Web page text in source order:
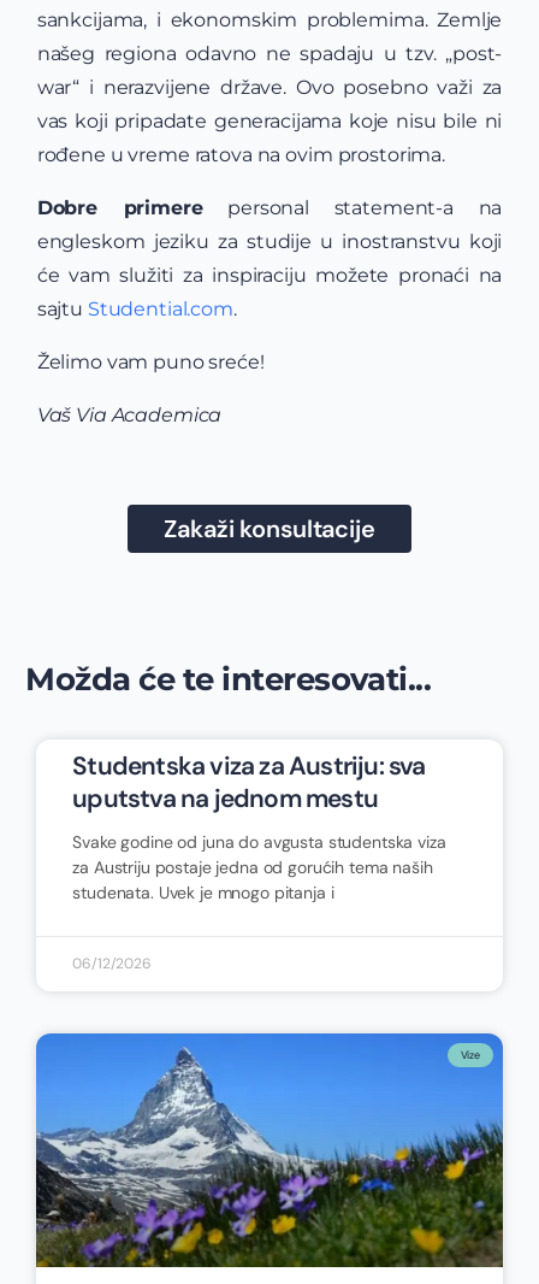
sankcijama, i ekonomskim problemima. Zemlje
našeg regiona odavno ne spadaju u tzv. „post-
war“ i nerazvijene države. Ovo posebno važi za
vas koji pripadate generacijama koje nisu bile ni
rođene u vreme ratova na ovim prostorima.
Dobre primerepersonal statement-a na
engleskom jeziku za studije u inostranstvu koji
će vam služiti za inspiraciju možete pronaći na
sajtu Studential.com.
Želimo vam puno sreće!
Vaš Via Academica
Zakaži konsultacije
Možda će te interesovati...
Studentska viza za Austriju: sva
uputstva na jednom mestu
Svake godine od juna do avgusta studentska viza
za Austriju postaje jedna od gorućih tema naših
studenata. Uvek je mnogo pitanja i
06/12/2026
Vize